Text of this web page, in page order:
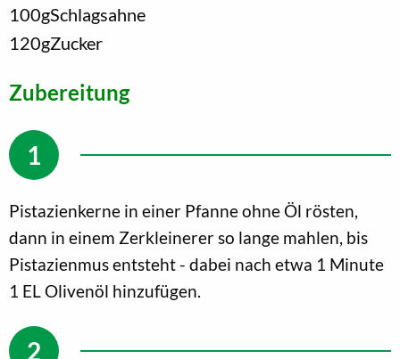
100gSchlagsahne
120gZucker
Zubereitung
Pistazienkerne in einer Pfanne ohne Öl rösten,
dann in einem Zerkleinerer so lange mahlen, bis
Pistazienmus entsteht - dabei nach etwa 1 Minute
1 EL Olivenöl hinzufügen.